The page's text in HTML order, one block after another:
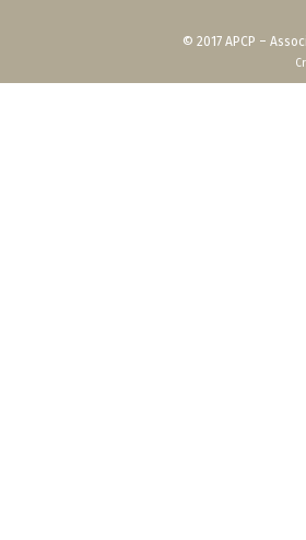
© 2017 APCP –